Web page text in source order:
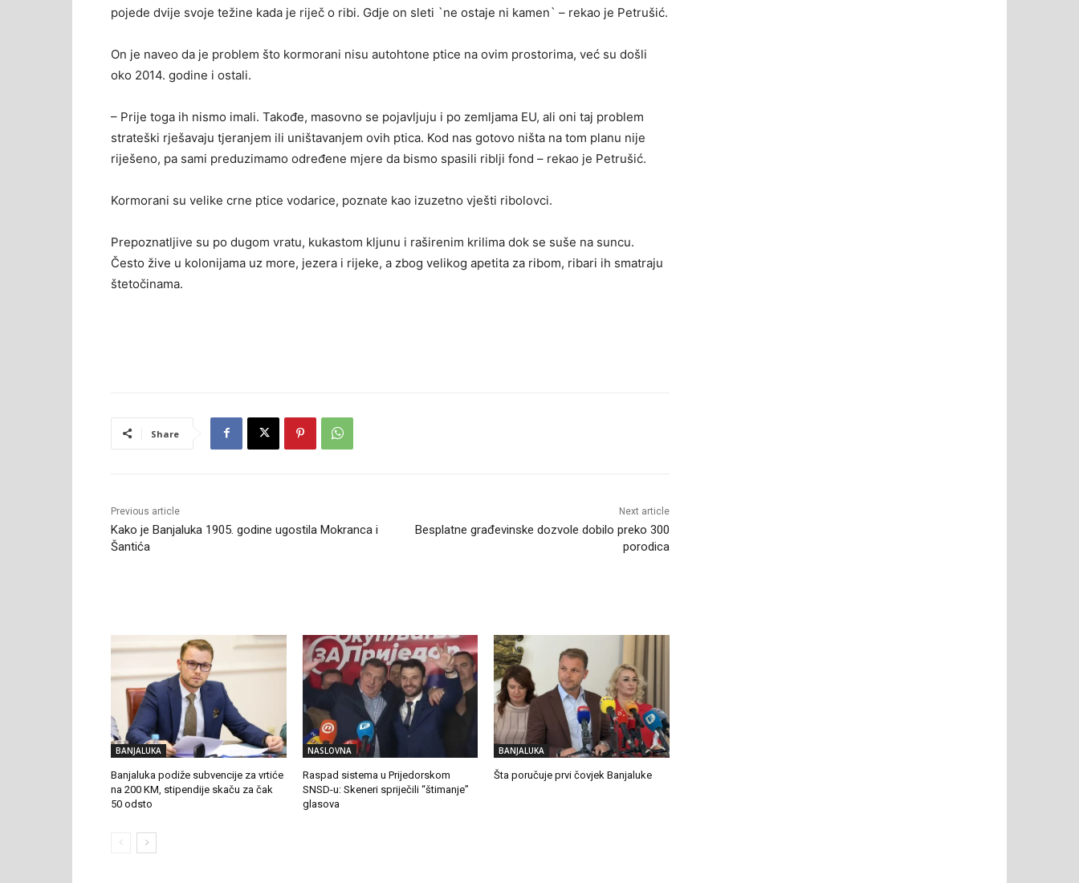
pojede dvije svoje težine kada je riječ o ribi. Gdje on sleti `ne ostaje ni kamen` – rekao je Petrušić.
On je naveo da je problem što kormorani nisu autohtone ptice na ovim prostorima, već su došli
oko 2014. godine i ostali.
– Prije toga ih nismo imali. Takođe, masovno se pojavljuju i po zemljama EU, ali oni taj problem
strateški rješavaju tjeranjem ili uništavanjem ovih ptica. Kod nas gotovo ništa na tom planu nije
riješeno, pa sami preduzimamo određene mjere da bismo spasili riblji fond – rekao je Petrušić.
Kormorani su velike crne ptice vodarice, poznate kao izuzetno vješti ribolovci.
Prepoznatljive su po dugom vratu, kukastom kljunu i raširenim krilima dok se suše na suncu.
Često žive u kolonijama uz more, jezera i rijeke, a zbog velikog apetita za ribom, ribari ih smatraju
štetočinama.
Share
Previous article
Kako je Banjaluka 1905. godine ugostila Mokranca i
Šantića
Next article
Besplatne građevinske dozvole dobilo preko 300
porodica
BANJALUKA
Banjaluka podiže subvencije za vrtiće
na 200 KM, stipendije skaču za čak
50 odsto
NASLOVNA
Raspad sistema u Prijedorskom
SNSD-u: Skeneri spriječili “štimanje”
glasova
BANJALUKA
Šta poručuje prvi čovjek Banjaluke